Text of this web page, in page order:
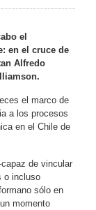
el
en el cruce de
Alfredo
el marco de
a los procesos
en el Chile de
de vincular
o incluso
sólo en
momento